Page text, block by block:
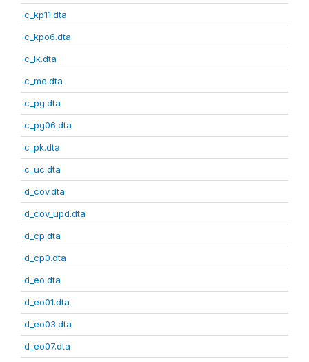
c_kp11.dta
c_kpo6.dta
c_lk.dta
c_me.dta
c_pg.dta
c_pg06.dta
c_pk.dta
c_uc.dta
d_cov.dta
d_cov_upd.dta
d_cp.dta
d_cp0.dta
d_eo.dta
d_eo01.dta
d_eo03.dta
d_eo07.dta